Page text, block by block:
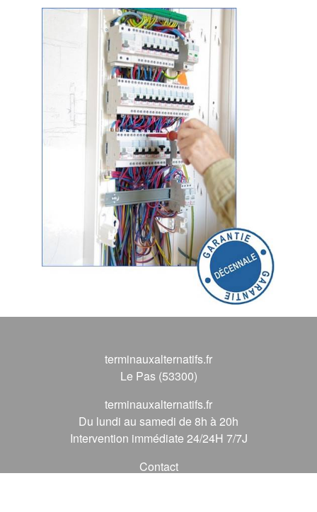
terminauxalternatifs.fr
Le Pas (53300)
terminauxalternatifs.fr
Du lundi au samedi de 8h à 20h
Intervention immédiate 24/24H 7/7J
Contact